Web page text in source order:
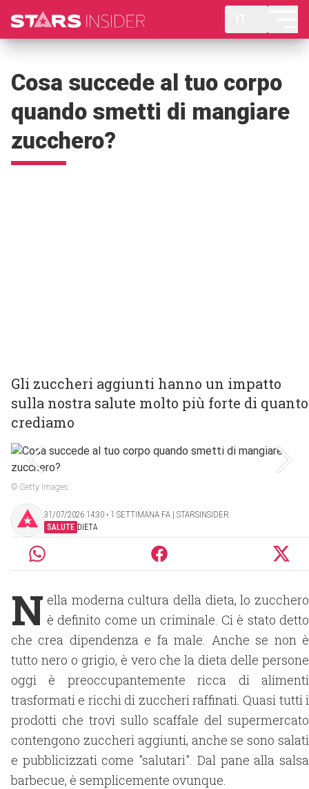
Cosa succede al tuo corpo
quando smetti di mangiare
zucchero?
Gli zuccheri aggiunti hanno un impatto
sulla nostra salute molto più forte di quanto
crediamo
© Getty Images
31/07/2026 14:30 ‧ 1 SETTIMANA FA | STARSINSIDER
SALUTE DIETA
N ella moderna cultura della dieta, lo zucchero
è definito come un criminale. Ci è stato detto
che crea dipendenza e fa male. Anche se non è
tutto nero o grigio, è vero che la dieta delle persone
oggi è preoccupantemente ricca di alimenti
trasformati e ricchi di zuccheri raffinati. Quasi tutti i
prodotti che trovi sullo scaffale del supermercato
contengono zuccheri aggiunti, anche se sono salati
e pubblicizzati come "salutari". Dal pane alla salsa
barbecue, è semplicemente ovunque.